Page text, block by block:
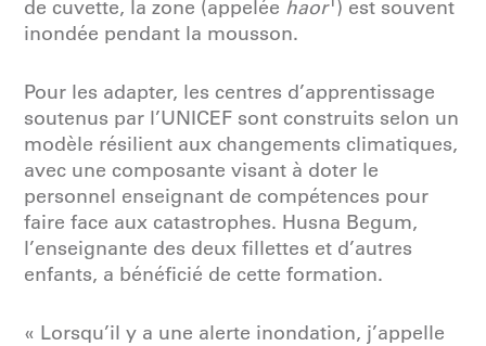
de cuvette, la zone (appelée haor ) est souvent
inondée pendant la mousson.
Pour les adapter, les centres d’apprentissage
soutenus par l’UNICEF sont construits selon un
modèle résilient aux changements climatiques,
avec une composante visant à doter le
personnel enseignant de compétences pour
faire face aux catastrophes. Husna Begum,
l’enseignante des deux fillettes et d’autres
enfants, a bénéficié de cette formation.
« Lorsqu’il y a une alerte inondation, j’appelle